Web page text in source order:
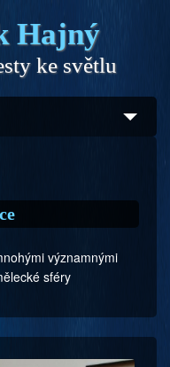
Hajný
ke světlu
významnými
sféry